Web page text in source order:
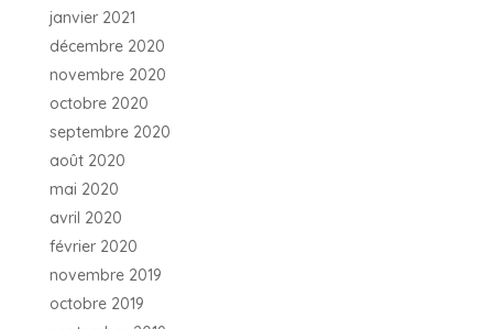
janvier 2021
décembre 2020
novembre 2020
octobre 2020
septembre 2020
août 2020
mai 2020
avril 2020
février 2020
novembre 2019
octobre 2019